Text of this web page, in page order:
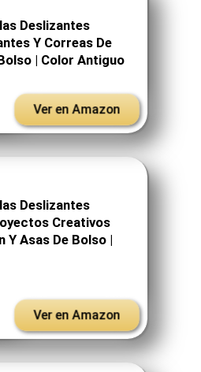
Deslizantes
Y Correas De
| Color Antiguo
Ver en Amazon
Deslizantes
Creativos
Asas De Bolso |
Ver en Amazon